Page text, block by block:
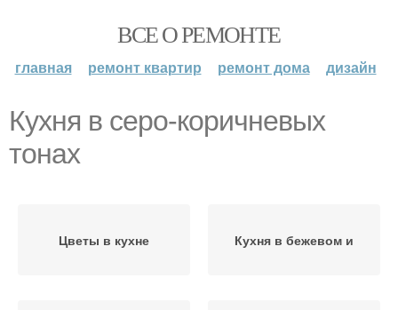
ВСЕ О РЕМОНТЕ
главная ремонт квартир ремонт дома дизайн
Кухня в серо-коричневых
тонах
Цветы в кухне Кухня в бежевом и